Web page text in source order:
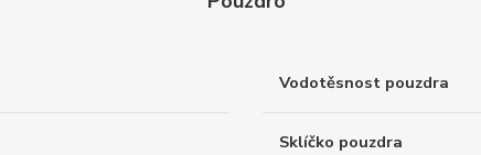
Vodotěsnost pouzdra
Sklíčko pouzdra